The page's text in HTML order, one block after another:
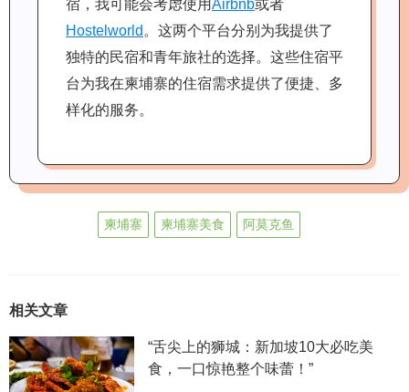
宿，我可能会考虑使用Airbnb或者
Hostelworld 。这两个平台分别为我提供了
独特的民宿和青年旅社的选择。这些住宿平
台为我在柬埔寨的住宿需求提供了便捷、多
样化的服务。
柬埔寨 柬埔寨美食 阿莫克鱼
相关文章
“舌尖上的狮城：新加坡10大必吃美
食，一口惊艳整个味蕾！”